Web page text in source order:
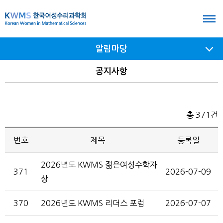
문
가
여닫기
알림마당
공지사항
총 371건
번호 제목 등록일
371
2026년도 KWMS 젊은여성수학자
상
2026-07-09
370 2026년도 KWMS 리더스 포럼 2026-07-07